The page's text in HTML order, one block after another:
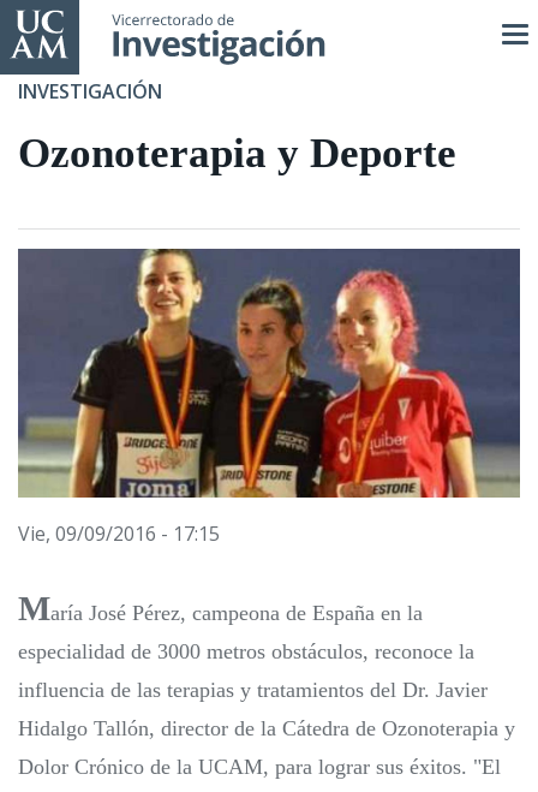
Pasar
al
contenido
INVESTIGACIÓN
Ozonoterapia y Deporte
Vie, 09/09/2016 - 17:15
María José Pérez, campeona de España en la
especialidad de 3000 metros obstáculos, reconoce la
influencia de las terapias y tratamientos del Dr. Javier
Hidalgo Tallón, director de la Cátedra de Ozonoterapia y
Dolor Crónico de la UCAM, para lograr sus éxitos. "El